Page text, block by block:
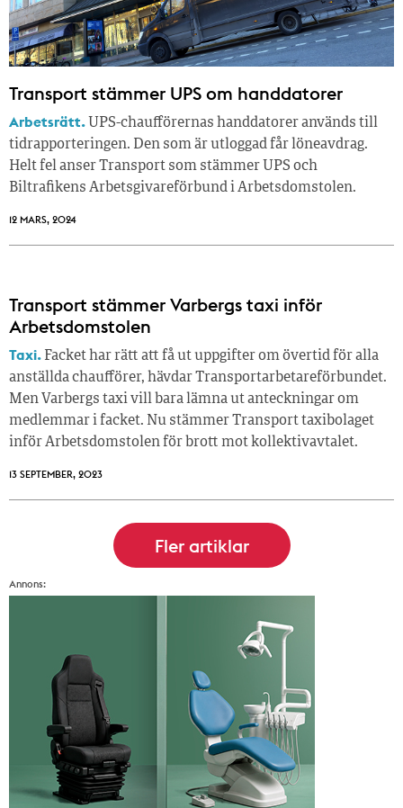
Transport stämmer UPS om handdatorer
Arbetsrätt. UPS-chaufförernas handdatorer används till
tidrapporteringen. Den som är utloggad får löneavdrag.
Helt fel anser Transport som stämmer UPS och
Biltrafikens Arbetsgivareförbund i Arbetsdomstolen.
12 MARS, 2024
Transport stämmer Varbergs taxi inför
Arbetsdomstolen
Taxi. Facket har rätt att få ut uppgifter om övertid för alla
anställda chaufförer, hävdar Transportarbetareförbundet.
Men Varbergs taxi vill bara lämna ut anteckningar om
medlemmar i facket. Nu stämmer Transport taxibolaget
inför Arbetsdomstolen för brott mot kollektivavtalet.
13 SEPTEMBER, 2023
Annons: